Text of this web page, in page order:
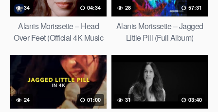
34 04:34
Alanis Morissette – Head
Over Feet (Official 4K Music
28 57:31
Alanis Morissette – Jagged
Little Pill (Full Album)
24 01:00 31 03:40